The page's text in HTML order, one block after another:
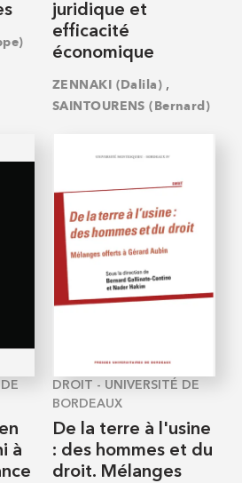
juridique et
efficacité
économique
ZENNAKI (Dalila) ,
SAINTOURENS (Bernard)
à
DROIT - UNIVERSITÉ DE
BORDEAUX
De la terre à l'usine
: des hommes et du
droit. Mélanges